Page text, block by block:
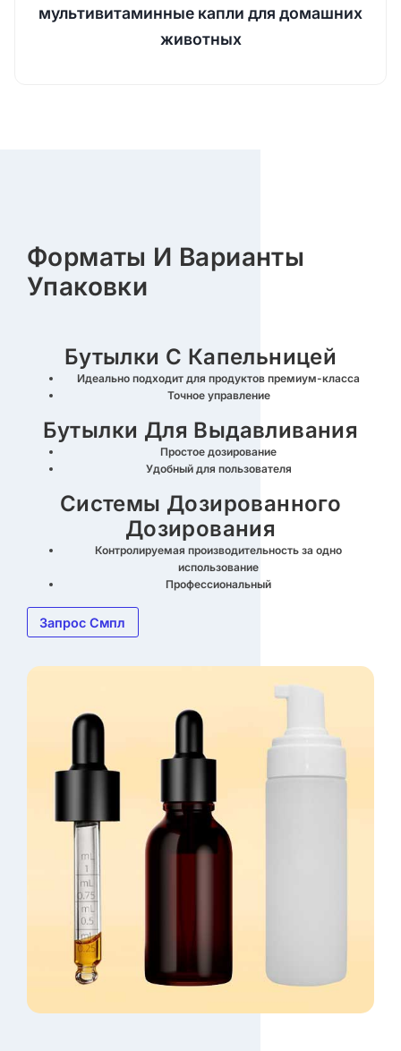
мультивитаминные капли для домашних
животных
Форматы И Варианты
Упаковки
Бутылки С Капельницей
Идеально подходит для продуктов премиум-класса
Точное управление
Бутылки Для Выдавливания
Простое дозирование
Удобный для пользователя
Системы Дозированного
Дозирования
Контролируемая производительность за одно
использование
Профессиональный
Запрос Смпл